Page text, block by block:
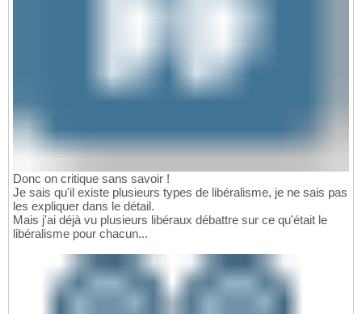
Donc on critique sans savoir !
Je sais qu'il existe plusieurs types de libéralisme, je ne sais pas
les expliquer dans le détail.
Mais j'ai déjà vu plusieurs libéraux débattre sur ce qu'était le
libéralisme pour chacun...